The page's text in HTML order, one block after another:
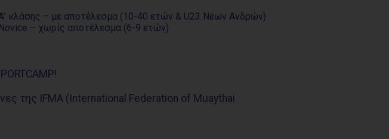
κλάσης – με αποτέλεσμα (10-40 ετών & U23 Νέων Ανδρών)
– χωρίς αποτέλεσμα (6-9 ετών)
της IFMA (International Federation of Muaythai